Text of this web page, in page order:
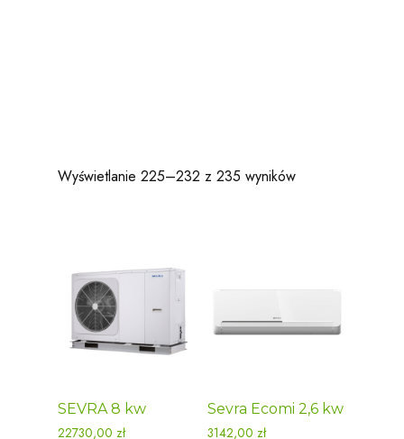
Wyświetlanie 225–232 z 235 wyników
SEVRA 8 kw
22730,00 zł
Sevra Ecomi 2,6 kw
3142,00zł